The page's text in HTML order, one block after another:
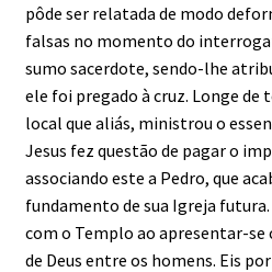
pôde ser relatada de modo
falsas no momento do
sumo sacerdote, sendo-lhe
ele foi pregado à cruz. Longe
local que aliás, ministrou o
Jesus fez questão de pagar o
associando este a Pedro, que
fundamento de sua Igreja
com o Templo ao apresentar-
de Deus entre os homens. Eis